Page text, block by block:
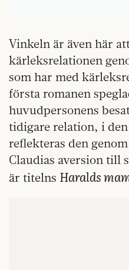
Vinkeln är även här
kärleksrelationen
som har med
första romanen
huvudpersonens
tidigare relation, i
reflekteras den
Claudias aversion till
är titelns Haralds